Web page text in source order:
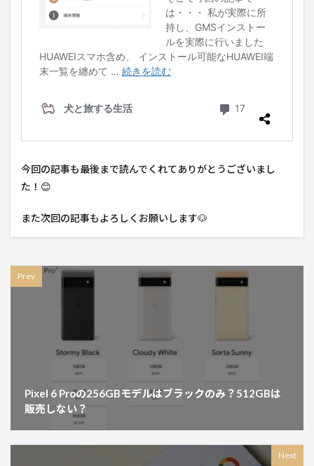
今回の記事も最後まで読んでくれてありがとうございまし
た！😊
また次回の記事もよろしくお願いします🐶
Prev
Pixel 6 Proの256GBモデルはブラックのみ？512GBは
販売しない？
Next